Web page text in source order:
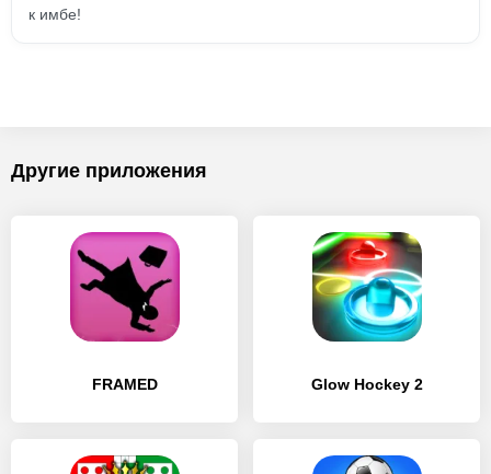
к имбе!
Другие приложения
FRAMED Glow Hockey 2